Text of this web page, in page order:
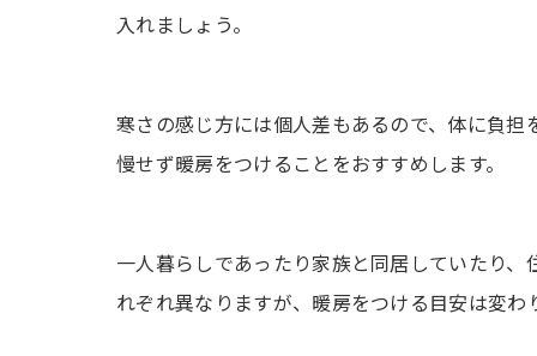
入れましょう。
寒さの感じ方には個人差もあるので、体に負
慢せず暖房をつけることをおすすめします。
一人暮らしであったり家族と同居していたり
れぞれ異なりますが、暖房をつける目安は変わ